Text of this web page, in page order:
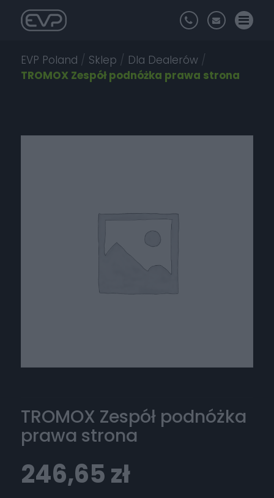
EVP Poland / Sklep / Dla Dealerów /
TROMOX Zespół podnóżka prawa strona
TROMOX Zespół podnóżka
prawa strona
246,65zł